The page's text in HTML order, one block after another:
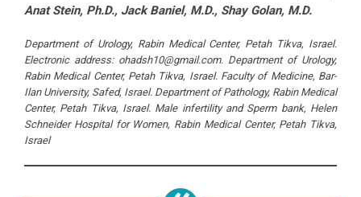
Anat Stein, Ph.D., Jack Baniel, M.D., Shay Golan, M.D.
Department of Urology, Rabin Medical Center, Petah Tikva, Israel.
Electronic address: ohadsh10@gmail.com. Department of Urology,
Rabin Medical Center, Petah Tikva, Israel. Faculty of Medicine, Bar-
Ilan University, Safed, Israel. Department of Pathology, Rabin Medical
Center, Petah Tikva, Israel. Male infertility and Sperm bank, Helen
Schneider Hospital for Women, Rabin Medical Center, Petah Tikva,
Israel